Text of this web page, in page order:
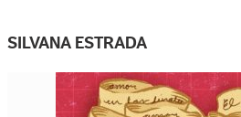
SILVANA ESTRADA